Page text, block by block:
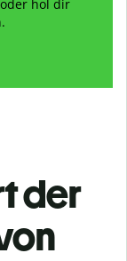
hol dir
der